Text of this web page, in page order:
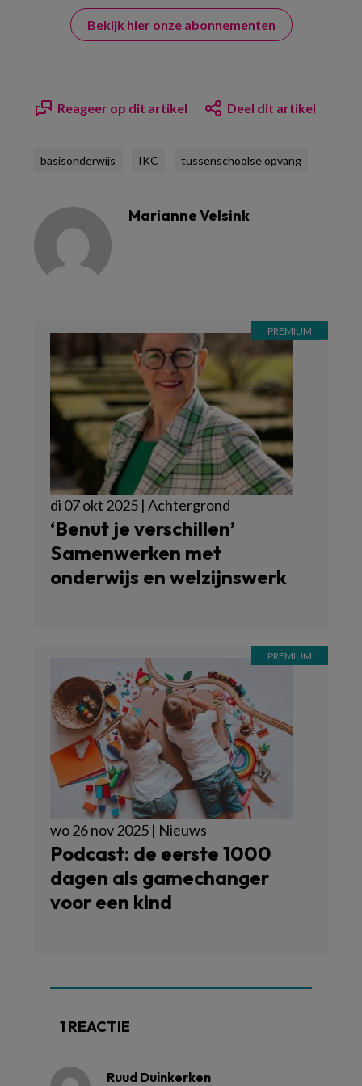
Bekijk hier onze abonnementen
Reageer op dit artikel Deel dit artikel
basisonderwijs IKC tussenschoolse opvang
Marianne Velsink
di 07 okt 2025 | Achtergrond
‘Benut je verschillen’
Samenwerken met
onderwijs en welzijnswerk
wo 26 nov 2025 | Nieuws
Podcast: de eerste 1000
dagen als gamechanger
voor een kind
1 REACTIE
Ruud Duinkerken